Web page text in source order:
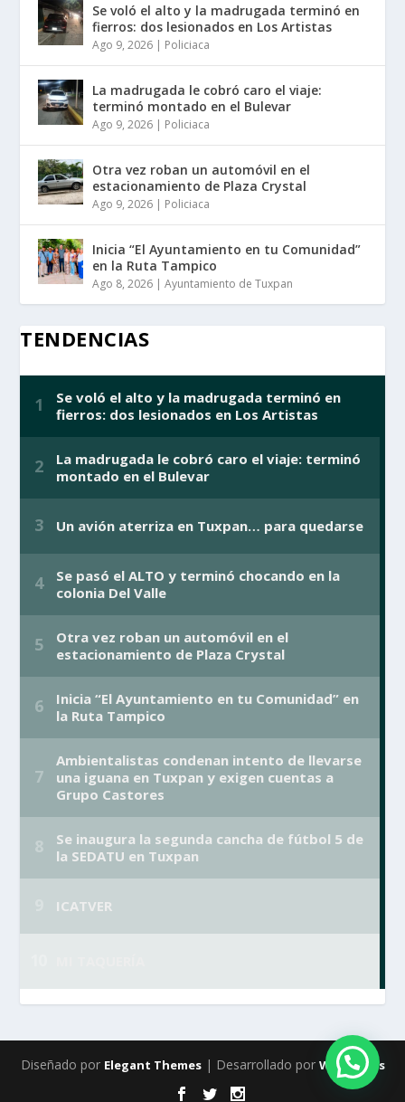
Se voló el alto y la madrugada terminó en
fierros: dos lesionados en Los Artistas
Ago 9, 2026 | Policiaca
La madrugada le cobró caro el viaje:
terminó montado en el Bulevar
Ago 9, 2026 | Policiaca
Otra vez roban un automóvil en el
estacionamiento de Plaza Crystal
Ago 9, 2026 | Policiaca
Inicia “El Ayuntamiento en tu Comunidad”
en la Ruta Tampico
Ago 8, 2026 |Ayuntamiento de Tuxpan
TENDENCIAS
Diseñado por Elegant Themes| Desarrollado por WordPress